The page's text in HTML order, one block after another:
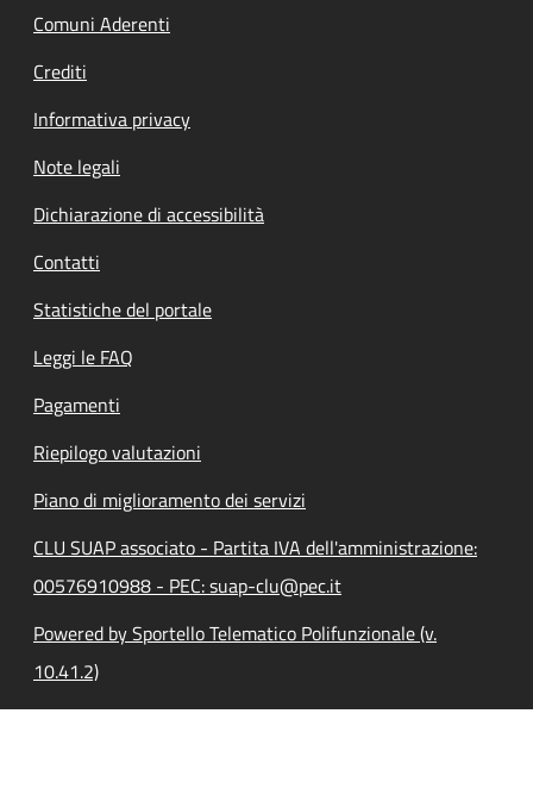
Comuni Aderenti
Crediti
Informativa privacy
Note legali
Dichiarazione di accessibilità
Contatti
Statistiche del portale
Leggi le FAQ
Pagamenti
Riepilogo valutazioni
Piano di miglioramento dei servizi
CLU SUAP associato - Partita IVA dell'amministrazione:
00576910988 - PEC: suap-clu@pec.it
Powered by Sportello Telematico Polifunzionale (v.
10.41.2)